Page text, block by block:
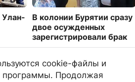
Улан-
В колонии Бурятии сразу
двое осужденных
зарегистрировали брак
cookie-файлы и
программы. Продолжая